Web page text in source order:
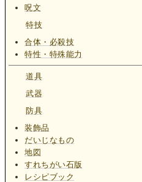
呪文
特技
合体・必殺技
特性・特殊能力
道具
武器
防具
装飾品
だいじなもの
地図
すれちがい石版
レシピブック